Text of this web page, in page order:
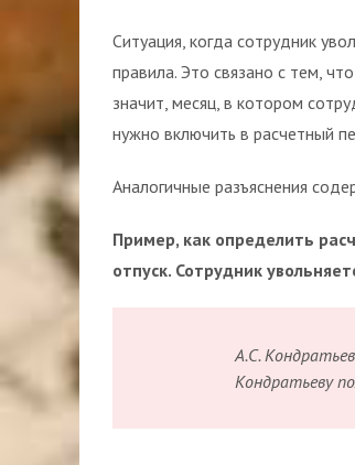
Ситуация, когда сотрудник
правила. Это связано с тем,
значит, месяц, в котором
нужно включить в расчетный
Аналогичные разъяснения
Пример, как определить
отпуск. Сотрудник
А.С.
Кондратьеву